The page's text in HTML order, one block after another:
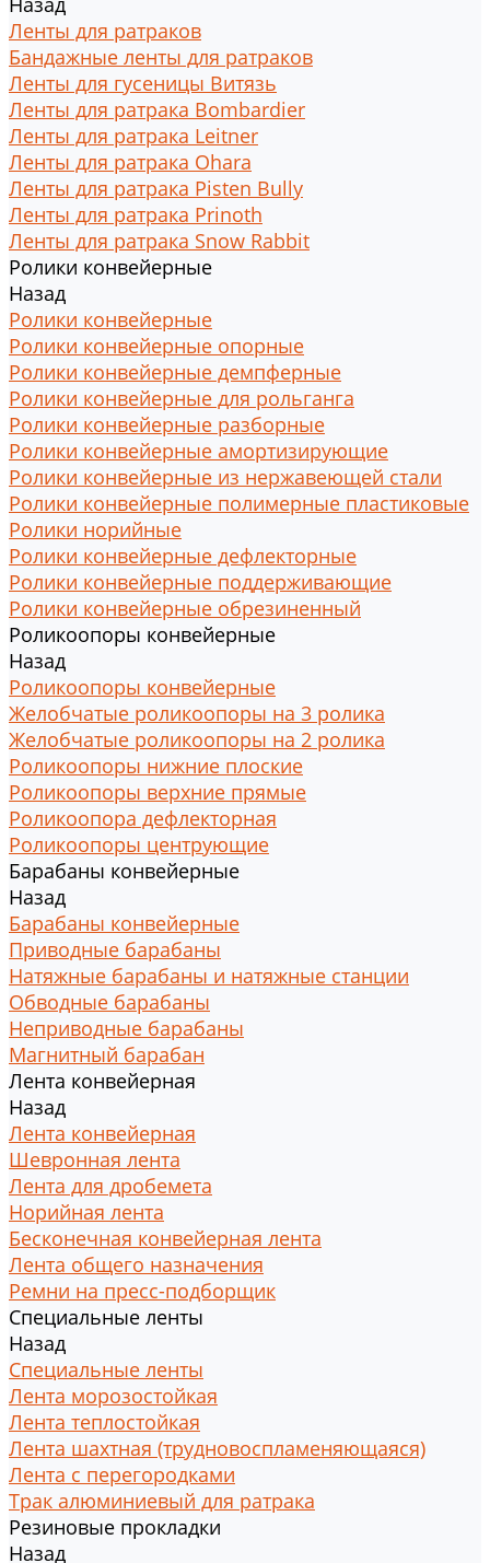
Ленты для ратраков
Бандажные ленты для ратраков
Ленты для гусеницы Витязь
Ленты для ратрака Bombardier
Ленты для ратрака Leitner
Ленты для ратрака Ohara
Ленты для ратрака Pisten Bully
Ленты для ратрака Prinoth
Ленты для ратрака Snow Rabbit
Ролики конвейерные
Назад
Ролики конвейерные
Ролики конвейерные опорные
Ролики конвейерные демпферные
Ролики конвейерные для рольганга
Ролики конвейерные разборные
Ролики конвейерные амортизирующие
Ролики конвейерные из нержавеющей стали
Ролики конвейерные полимерные пластиковые
Ролики норийные
Ролики конвейерные дефлекторные
Ролики конвейерные поддерживающие
Ролики конвейерные обрезиненный
Роликоопоры конвейерные
Назад
Роликоопоры конвейерные
Желобчатые роликоопоры на 3 ролика
Желобчатые роликоопоры на 2 ролика
Роликоопоры нижние плоские
Роликоопоры верхние прямые
Роликоопора дефлекторная
Роликоопоры центрующие
Барабаны конвейерные
Назад
Барабаны конвейерные
Приводные барабаны
Натяжные барабаны и натяжные станции
Обводные барабаны
Неприводные барабаны
Магнитный барабан
Лента конвейерная
Назад
Лента конвейерная
Шевронная лента
Лента для дробемета
Норийная лента
Бесконечная конвейерная лента
Лента общего назначения
Ремни на пресс-подборщик
Специальные ленты
Назад
Специальные ленты
Лента морозостойкая
Лента теплостойкая
Лента шахтная (трудновоспламеняющаяся)
Лента с перегородками
Трак алюминиевый для ратрака
Резиновые прокладки
Назад